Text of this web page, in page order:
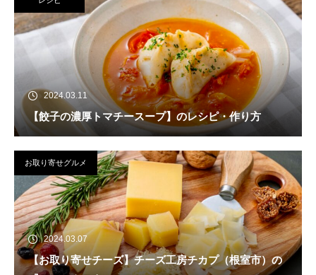
2024.03.11
【餃子の濃厚トマチースープ】のレシピ・作り方
お取り寄せグルメ
2024.03.07
【お取り寄せチーズ】チーズ工房チカプ（根室市）の